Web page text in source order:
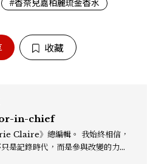
#香奈兒嘉柏麗琉金香水
收藏
in-chief
Claire》總編輯。 我始終相信，
只是記錄時代，而是參與改變的力